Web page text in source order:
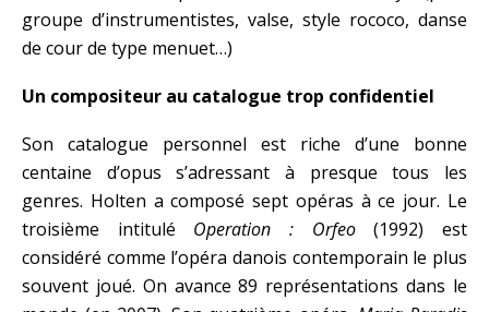
groupe d’instrumentistes, valse, style rococo, danse
de cour de type menuet…)
Un compositeur au catalogue trop confidentiel
Son catalogue personnel est riche d’une bonne
centaine d’opus s’adressant à presque tous les
genres. Holten a composé sept opéras à ce jour. Le
troisième intitulé Operation : Orfeo(1992) est
considéré comme l’opéra danois contemporain le plus
souvent joué. On avance 89 représentations dans le